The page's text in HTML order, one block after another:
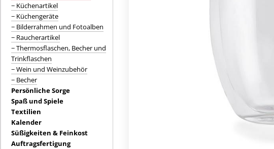
− Küchenartikel
− Küchengeräte
− Bilderrahmen und Fotoalben
− Raucherartikel
− Thermosflaschen, Becher und
Trinkflaschen
− Wein und Weinzubehör
− Becher
Persönliche Sorge
Spaß und Spiele
Textilien
Kalender
Süßigkeiten & Feinkost
Auftragsfertigung